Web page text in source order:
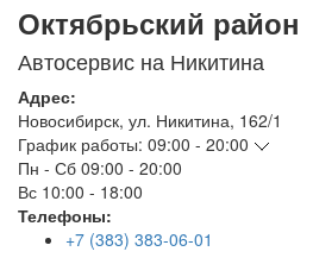
Октябрьский район
Автосервис на Никитина
Адрес:
Новосибирск, ул. Никитина, 162/1
График работы: 09:00 - 20:00
Пн - Сб 09:00 - 20:00
Вс 10:00 - 18:00
Телефоны:
+7 (383) 383-06-01